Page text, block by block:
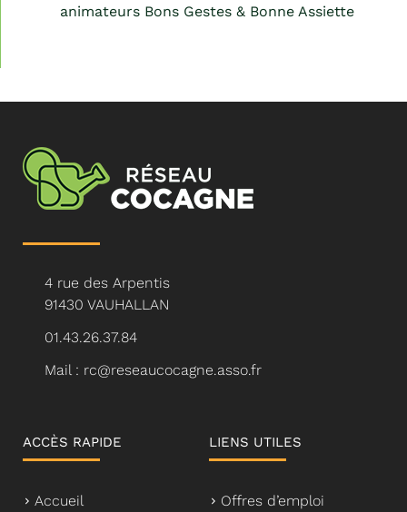
animateurs Bons Gestes & Bonne Assiette
4 rue des Arpentis
91430 VAUHALLAN
01.43.26.37.84
Mail : rc@reseaucocagne.asso.fr
ACCÈS RAPIDE
Accueil
LIENS UTILES
Offres d’emploi